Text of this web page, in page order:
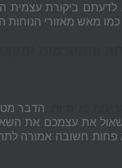
ביקורת עצמית
מאש מאזורי הנוחות
הדבר
את עצמכם את
תן דרוג מ- 1 עד 10. השאלה השנייה הלא